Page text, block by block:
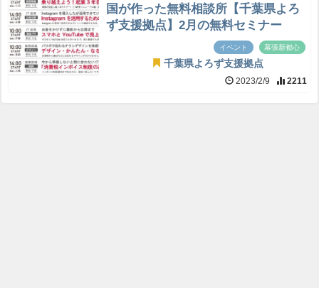
国が作った無料相談所【千葉県よろ
ず支援拠点】2月の無料セミナー
イベント 幕張新都心
千葉県よろず支援拠点
2023/2/9 2211